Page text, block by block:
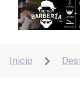
Inicio 